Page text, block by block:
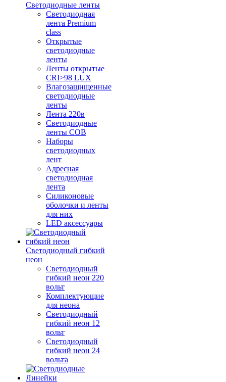
Светодиодные ленты
Светодиодная
лента Premium
class
Открытые
светодиодные
ленты
Ленты открытые
CRI>98 LUX
Влагозащищенные
светодиодные
ленты
Лента 220в
Светодиодные
ленты COB
Наборы
светодиодных
лент
Адресная
светодиодная
лента
Силиконовые
оболочки и ленты
для них
LED аксессуары
Светодиодный гибкий
неон
Светодиодный
гибкий неон 220
вольт
Комплектующие
для неона
Светодиодный
гибкий неон 12
вольт
Светодиодный
гибкий неон 24
вольта